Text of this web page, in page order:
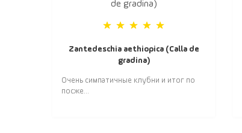
Zantedeschia aethiopica (Calla de
gradina)
Очень симпатичные клубни и итог по
посже...